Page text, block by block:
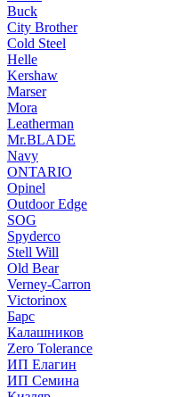
Buck
City Brother
Cold Steel
Helle
Kershaw
Marser
Mora
Leatherman
Mr.BLADE
Navy
ONTARIO
Opinel
Outdoor Edge
SOG
Spyderco
Stell Will
Old Bear
Verney-Carron
Victorinox
Барс
Калашников
Zero Tolerance
ИП Елагин
ИП Семина